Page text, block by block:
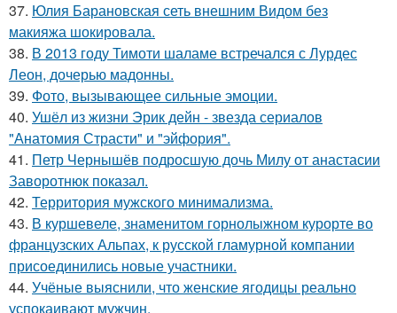
37. Юлия Барановская сеть внешним Видом без
макияжа шокировала.
38. В 2013 году Тимоти шаламе встречался с Лурдес
Леон, дочерью мадонны.
39. Фото, вызывающее сильные эмоции.
40. Ушёл из жизни Эрик дейн - звезда сериалов
"Анатомия Страсти" и "эйфория".
41. Петр Чернышёв подросшую дочь Милу от анастасии
Заворотнюк показал.
42. Территория мужского минимализма.
43. В куршевеле, знаменитом горнолыжном курорте во
французских Альпах, к русской гламурной компании
присоединились новые участники.
44. Учёные выяснили, что женские ягодицы реально
успокаивают мужчин.